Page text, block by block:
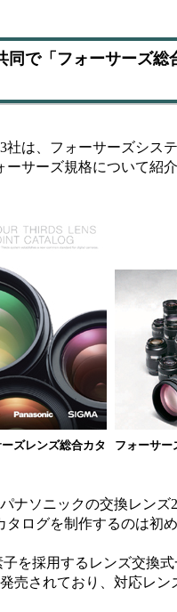
同で「フォーサーズ総
は、フォーサーズシス
サーズ規格について紹
ズレンズ総合カタ
フォーサー
ナソニックの交換レン
ログを制作するのは初め
を採用するレンズ交換
売されており、対応レン